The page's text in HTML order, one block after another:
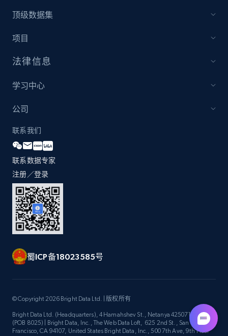
price, Currency, Availability, Reviews count, and
URL, Domain, Country code, Model number,
Sku, Product id, Product name, Manufacturer,
and more.
2.1K+
Home Depot US - Gather data on products
using specified keywords
Sku, Product id, Product name, Manufacturer,
and more.
顶级数据集
项目
法律信息
学习中心
公司
联系我们
联系数据专家
注册／登录
蜀ICP备18023585号
© Copyright 2026 Bright Data Ltd. | 版权所有
Bright Data Ltd. (Headquarters), 4 Hamahshev St., Netanya 4250714, Israel
(POB 8025) | Bright Data, Inc., The Web Data Loft, 625 2nd St., San
Francisco, CA 94107, United States Bright Data, Inc., 500 7th Ave, 9th Floor